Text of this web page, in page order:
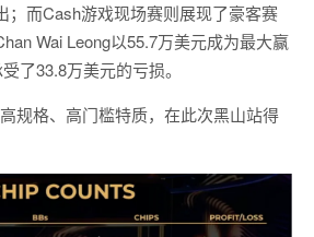
；而Cash游戏现场赛则展现了豪客赛
Wai Leong以55.7万美元成为最大赢
了33.8万美元的亏损。
规格、高门槛特质，在此次黑山站得